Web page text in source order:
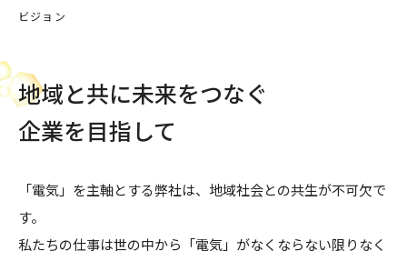
ビジョン
地域と共に未来をつなぐ
企業を目指して
「電気」を主軸とする弊社は、地域社会との共生が不可欠で
す。
私たちの仕事は世の中から「電気」がなくならない限りなく